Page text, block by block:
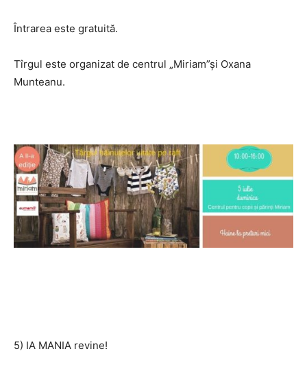
Întrarea este gratuită.
Tîrgul este organizat de centrul „Miriam”și Oxana
Munteanu.
5) IA MANIA revine!